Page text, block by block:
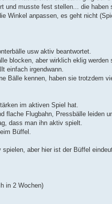
und musste fest stellen... die
Winkel anpassen, es geht nicht
usw aktiv beantwortet.
blocken, aber wirklich eklig
einfach irgendwann.
Bälle kennen, haben sie trotzdem
im aktiven Spiel hat.
flache Flugbahn, Pressbälle leiden
dass man ihn aktiv spielt.
Büffel.
aber hier ist der Büffel
in 2 Wochen)